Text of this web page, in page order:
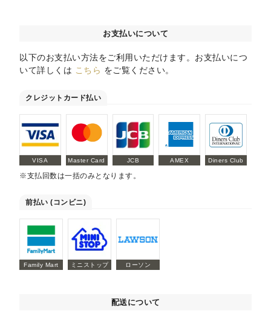
お支払いについて
以下のお支払い方法をご利用いただけます。お支払いにつ
いて詳しくは こちら をご覧ください。
クレジットカード払い
VISA Master Card JCB AMEX Diners Club
※支払回数は一括のみとなります。
前払い (コンビニ)
Family Mart ミニストップ ローソン
配送について